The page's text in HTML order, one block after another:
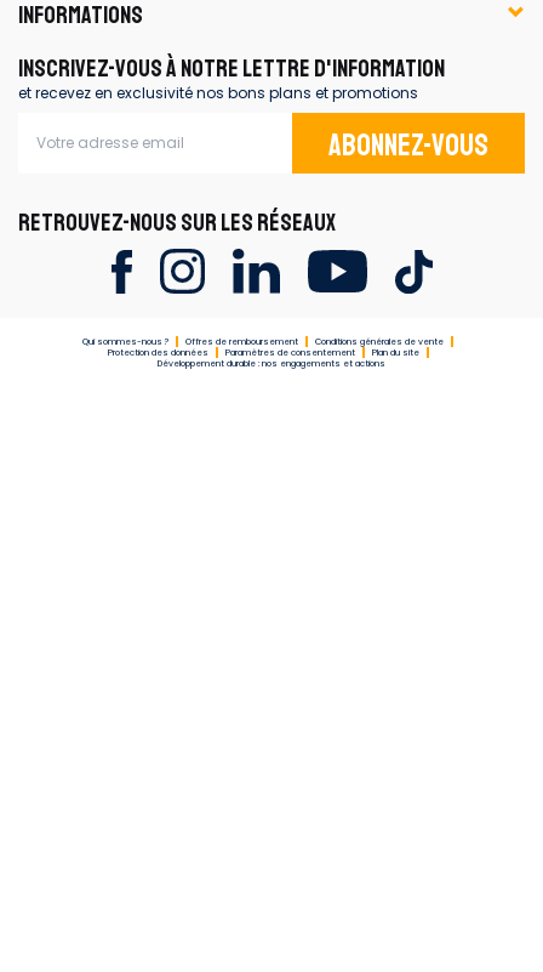
INFORMATIONS
INSCRIVEZ-VOUS À NOTRE LETTRE D'INFORMATION
et recevez en exclusivité nos bons plans et promotions
Abonnez-vous
RETROUVEZ-NOUS SUR LES RÉSEAUX
Qui sommes-nous ? Offres de remboursement
Conditions générales de vente
Protection des données
Paramètres de consentement
Plan du site
Développement durable : nos engagements et actions